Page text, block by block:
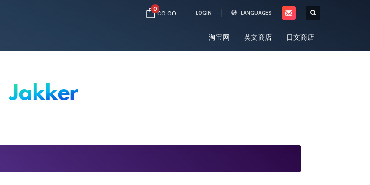
0€0.00 LOGIN LANGUAGES
淘宝网 英文商店 日文商店
Jakker